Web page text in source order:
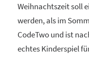
Weihnachtszeit soll
werden, als im
CodeTwo und ist
echtes Kinderspiel